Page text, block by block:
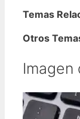
Temas
Otros
Imagen